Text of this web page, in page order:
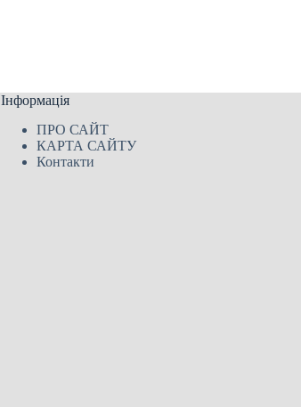
Інформація
ПРО САЙТ
КАРТА САЙТУ
Контакти